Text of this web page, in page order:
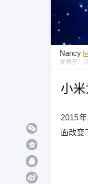
Nancy
发表于：
小
2015
面改变